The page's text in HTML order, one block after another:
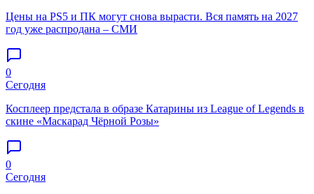
Цены на PS5 и ПК могут снова вырасти. Вся память на 2027
год уже распродана – СМИ
0
Сегодня
Косплеер предстала в образе Катарины из League of Legends в
скине «Маскарад Чёрной Розы»
0
Сегодня